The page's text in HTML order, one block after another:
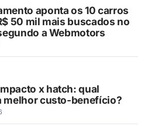
aponta os 10 carros
50 mil mais buscados no
a Webmotors
x hatch: qual
melhor custo-benefício?